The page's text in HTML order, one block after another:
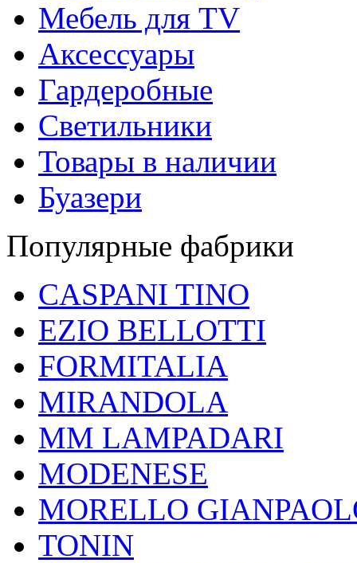
Мебель для TV
Аксессуары
Гардеробные
Светильники
Товары в наличии
Буазери
Популярные фабрики
CASPANI TINO
EZIO BELLOTTI
FORMITALIA
MIRANDOLA
MM LAMPADARI
MODENESE
MORELLO
TONIN